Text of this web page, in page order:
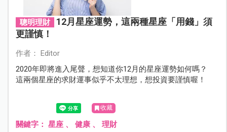
聰明理財
12月星座運勢，這兩種星座「用錢」須
更謹慎！
作者： Editor
2020年即將進入尾聲，想知道你12月的星座運勢如何嗎？
這兩個星座的求財運事似乎不太理想，想投資要謹慎喔！
收藏
關鍵字： 星座、 健康、 理財